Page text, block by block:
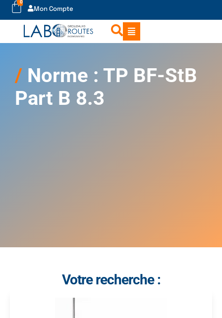
0
Mon Compte
Norme : TP BF-StB
Part B 8.3
Votre recherche :